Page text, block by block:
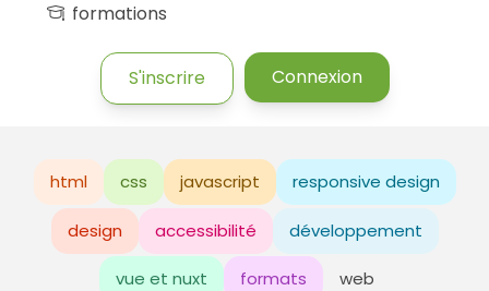
formations
S'inscrire Connexion
html css javascript responsive design
design accessibilité développement
vue et nuxt formats web